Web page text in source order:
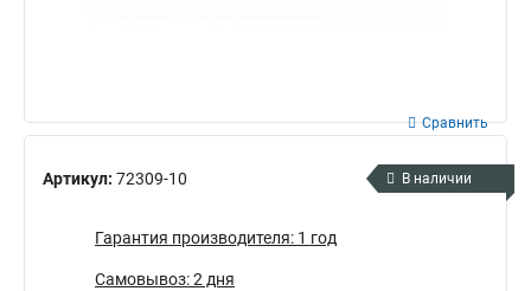
Артикул: 72309-10
Сравнить
В наличии
Гарантия производителя: 1 год
Самовывоз: 2 дня